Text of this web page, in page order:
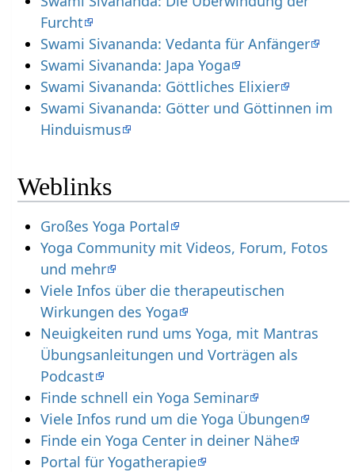
Furcht
Swami Sivananda: Vedanta für Anfänger
Swami Sivananda: Japa Yoga
Swami Sivananda: Göttliches Elixier
Swami Sivananda: Götter und Göttinnen im
Hinduismus
Weblinks
Großes Yoga Portal
Yoga Community mit Videos, Forum, Fotos
und mehr
Viele Infos über die therapeutischen
Wirkungen des Yoga
Neuigkeiten rund ums Yoga, mit Mantras
Übungsanleitungen und Vorträgen als
Podcast
Finde schnell ein Yoga Seminar
Viele Infos rund um die Yoga Übungen
Finde ein Yoga Center in deiner Nähe
Portal für Yogatherapie